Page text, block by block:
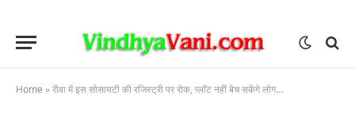
Home »रीवा में इस सोसायटी की रजिस्ट्री पर रोक, प्लॉट नहीं बेच सकेंगे लोग…